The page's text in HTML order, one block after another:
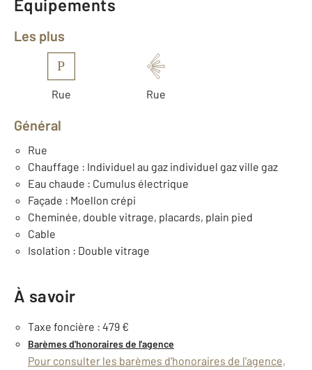
Équipements
Les plus
P
Rue Rue
Général
Rue
Chauffage : Individuel au gaz individuel gaz ville gaz
Eau chaude : Cumulus électrique
Façade : Moellon crépi
Cheminée, double vitrage, placards, plain pied
Cable
Isolation : Double vitrage
À savoir
Taxe foncière : 479 €
Barèmes d'honoraires de l'agence
Pour consulter les barèmes d'honoraires de l'agence,